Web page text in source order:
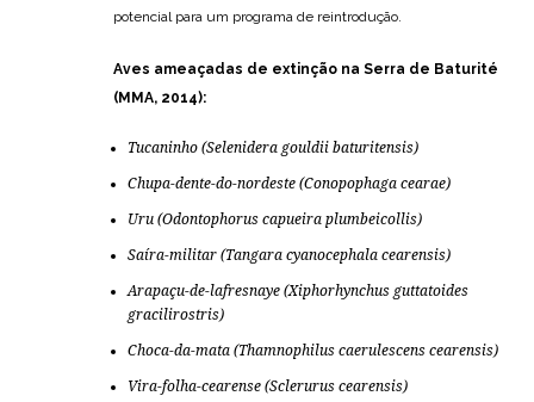
potencial para um programa de reintrodução.
Aves ameaçadas de extinção na Serra de Baturité
(MMA, 2014):
Tucaninho (Selenidera gouldii baturitensis)
Chupa-dente-do-nordeste (Conopophaga cearae)
Uru (Odontophorus capueira plumbeicollis)
Saíra-militar (Tangara cyanocephala cearensis)
Arapaçu-de-lafresnaye (Xiphorhynchus guttatoides
gracilirostris)
Choca-da-mata (Thamnophilus caerulescens cearensis)
Vira-folha-cearense (Sclerurus cearensis)